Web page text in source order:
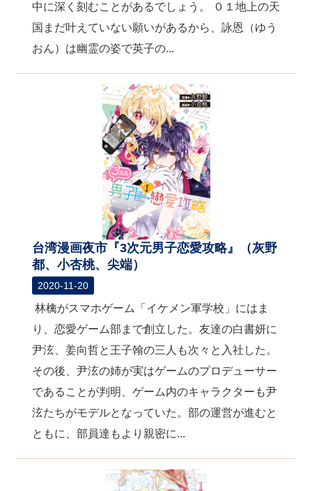
中に深く刻むことがあるでしょう。 ０１地上の天
国まだ叶えていない願いがあるから、詠恩（ゆう
おん）は幽霊の姿で英子の...
台湾漫画夜市『3次元男子恋愛攻略』（灰野
都、小杏桃、尖端）
2020-11-20
林檎がスマホゲーム「イケメン軍学校」にはま
り、恋愛ゲーム部まで創立した。友達の白書妍に
尹泫、姜向哲と王子翰の三人も次々と入社した。
その後、尹泫の姉が実はゲームのプロデューサー
であることが判明、ゲーム内のキャラクターも尹
泫たちがモデルとなっていた。部の運営が進むと
ともに、部員達もより親密に...